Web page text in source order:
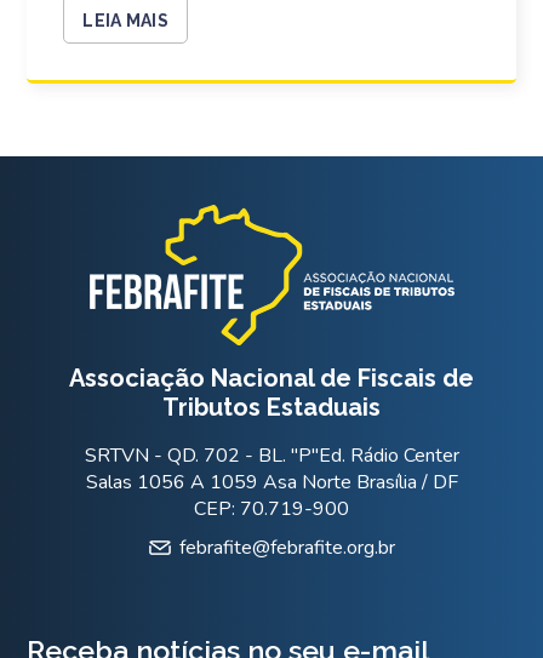
LEIA MAIS
Associação Nacional de Fiscais de
Tributos Estaduais
SRTVN - QD. 702 - BL. "P"Ed. Rádio Center
Salas 1056 A 1059 Asa Norte Brasília / DF
CEP: 70.719-900
febrafite@febrafite.org.br
Receba notícias no seu e-mail